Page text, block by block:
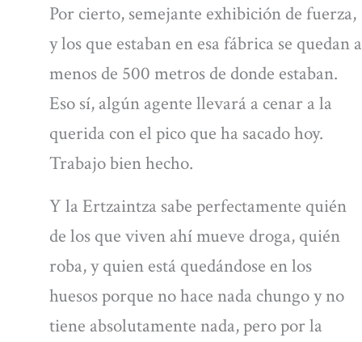
Por cierto, semejante exhibición de fuerza,
y los que estaban en esa fábrica se quedan a
menos de 500 metros de donde estaban.
Eso sí, algún agente llevará a cenar a la
querida con el pico que ha sacado hoy.
Trabajo bien hecho.
Y la Ertzaintza sabe perfectamente quién
de los que viven ahí mueve droga, quién
roba, y quien está quedándose en los
huesos porque no hace nada chungo y no
tiene absolutamente nada, pero por la